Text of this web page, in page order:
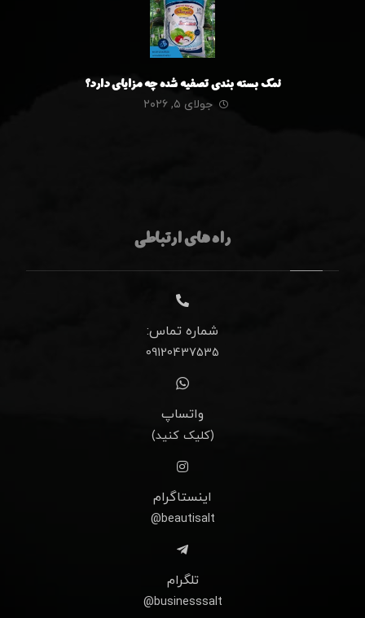
نمک بسته بندی تصفیه شده چه مزایای دارد؟
جولای ۵, ۲۰۲۶
راه های ارتباطی
شماره تماس:
09120437535
واتساپ
(کلیک کنید)
اینستاگرام
beautisalt@
تلگرام
businesssalt@